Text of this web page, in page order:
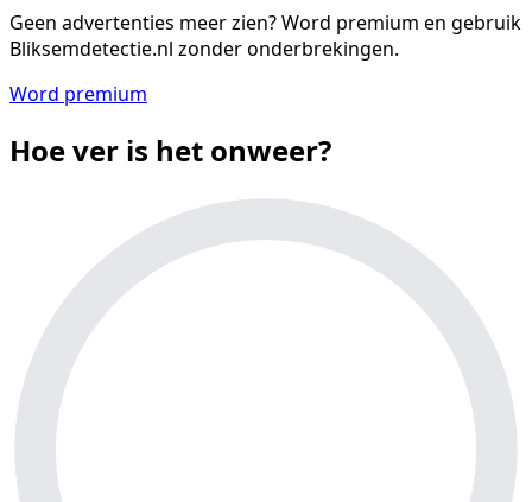
Geen advertenties meer zien?Word premium en gebruik
Bliksemdetectie.nl zonder onderbrekingen.
Word premium
Hoe ver is het onweer?